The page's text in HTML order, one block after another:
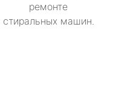
ремонте
стиральных машин.